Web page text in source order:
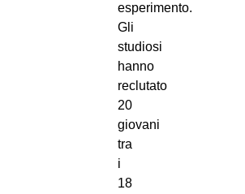
esperimento.
Gli
studiosi
hanno
reclutato
20
giovani
tra
i
18